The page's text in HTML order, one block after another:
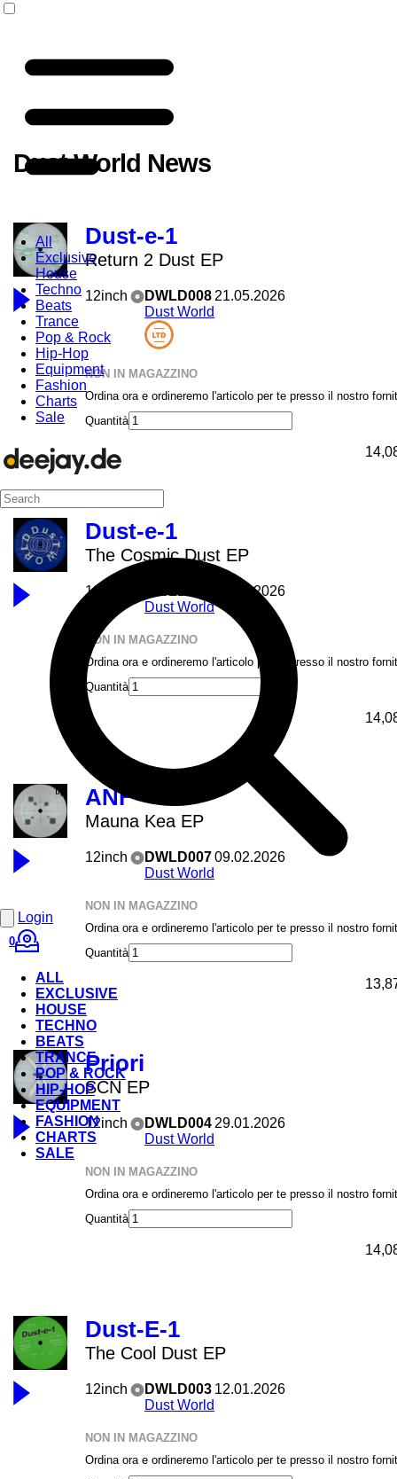
All
Exclusive
House
Techno
Beats
Trance
Pop & Rock
Hip-Hop
Equipment
Fashion
Charts
Sale
Login
0
ALL
EXCLUSIVE
HOUSE
TECHNO
BEATS
TRANCE
POP & ROCK
HIP-HOP
EQUIPMENT
FASHION
CHARTS
SALE
Dust World News
Dust-e-1
Return 2 Dust EP
12inch
DWLD008
Dust World
21.05.2026
NON IN MAGAZZINO
Ordina ora e ordineremo l'articolo per te presso il nostro
Quantità
Dust-e-1
The Cosmic Dust EP
12inch
Dust World
26.03.2026
NON IN MAGAZZINO
Ordina ora e ordineremo l'articolo per te presso il nostro
Quantità
ANF
Mauna Kea EP
12inch
DWLD007
Dust World
09.02.2026
NON IN MAGAZZINO
Ordina ora e ordineremo l'articolo per te presso il nostro
Quantità
Priori
SCN EP
12inch
DWLD004
Dust World
29.01.2026
NON IN MAGAZZINO
Ordina ora e ordineremo l'articolo per te presso il nostro
Quantità
Dust-E-1
The Cool Dust EP
12inch
DWLD003
Dust World
12.01.2026
NON IN MAGAZZINO
Ordina ora e ordineremo l'articolo per te presso il nostro